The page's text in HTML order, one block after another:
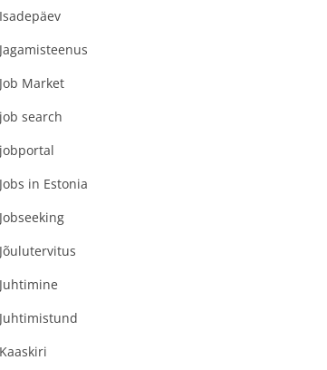
Isadepäev
Jagamisteenus
Job Market
job search
jobportal
Jobs in Estonia
Jobseeking
Jõulutervitus
Juhtimine
Juhtimistund
Kaaskiri